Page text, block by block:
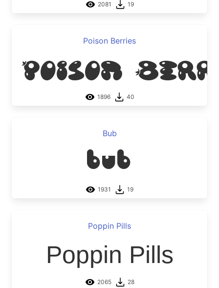
2081 19
Poison Berries
Poison
1896 40
Bub
Bub
1931 19
Poppin Pills
Poppin Pills
2065 28